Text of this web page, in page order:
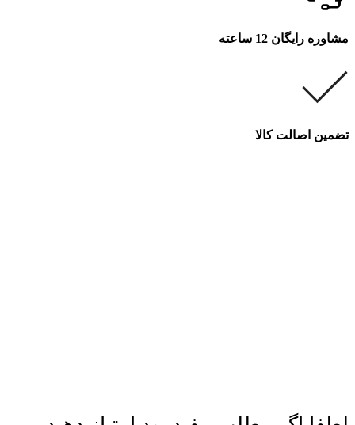
مشاوره رایگان 12 ساعته
تضمین اصالت کالا